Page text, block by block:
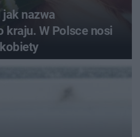
nazwa
kraju. W Polsce nosi